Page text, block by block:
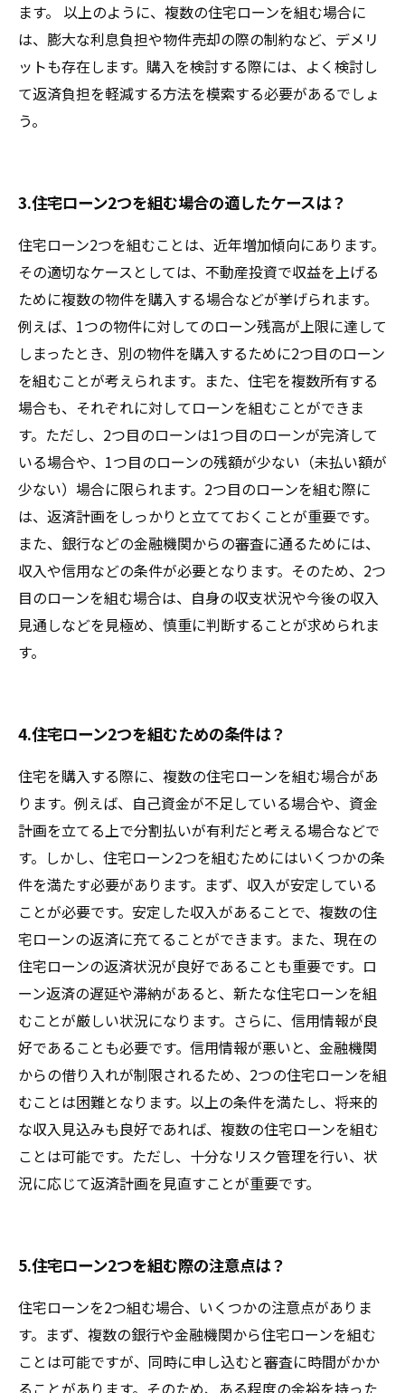
ます。 以上のように、複数の住宅ローンを組む場合に
は、膨大な利息負担や物件売却の際の制約など、デメリ
ットも存在します。購入を検討する際には、よく検討し
て返済負担を軽減する方法を模索する必要があるでしょ
う。
3.住宅ローン2つを組む場合の適したケースは？
住宅ローン2つを組むことは、近年増加傾向にあります。
その適切なケースとしては、不動産投資で収益を上げる
ために複数の物件を購入する場合などが挙げられます。
例えば、1つの物件に対してのローン残高が上限に達して
しまったとき、別の物件を購入するために2つ目のローン
を組むことが考えられます。また、住宅を複数所有する
場合も、それぞれに対してローンを組むことができま
す。ただし、2つ目のローンは1つ目のローンが完済して
いる場合や、1つ目のローンの残額が少ない（未払い額が
少ない）場合に限られます。2つ目のローンを組む際に
は、返済計画をしっかりと立てておくことが重要です。
また、銀行などの金融機関からの審査に通るためには、
収入や信用などの条件が必要となります。そのため、2つ
目のローンを組む場合は、自身の収支状況や今後の収入
見通しなどを見極め、慎重に判断することが求められま
す。
4.住宅ローン2つを組むための条件は？
住宅を購入する際に、複数の住宅ローンを組む場合があ
ります。例えば、自己資金が不足している場合や、資金
計画を立てる上で分割払いが有利だと考える場合などで
す。しかし、住宅ローン2つを組むためにはいくつかの条
件を満たす必要があります。まず、収入が安定している
ことが必要です。安定した収入があることで、複数の住
宅ローンの返済に充てることができます。また、現在の
住宅ローンの返済状況が良好であることも重要です。ロ
ーン返済の遅延や滞納があると、新たな住宅ローンを組
むことが厳しい状況になります。さらに、信用情報が良
好であることも必要です。信用情報が悪いと、金融機関
からの借り入れが制限されるため、2つの住宅ローンを組
むことは困難となります。以上の条件を満たし、将来的
な収入見込みも良好であれば、複数の住宅ローンを組む
ことは可能です。ただし、十分なリスク管理を行い、状
況に応じて返済計画を見直すことが重要です。
5.住宅ローン2つを組む際の注意点は？
住宅ローンを2つ組む場合、いくつかの注意点がありま
す。まず、複数の銀行や金融機関から住宅ローンを組む
ことは可能ですが、同時に申し込むと審査に時間がかか
ることがあります。そのため、ある程度の余裕を持った